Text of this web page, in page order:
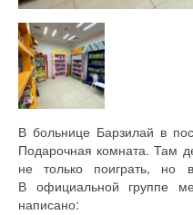
В больнице Барзилай в
Подарочная комната. Там
не только поиграть, но
В официальной группе
написано: